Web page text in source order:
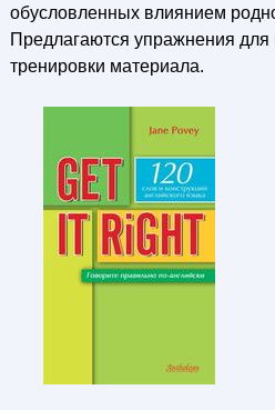
обусловленных влиянием
Предлагаются упражнения для
тренировки материала.